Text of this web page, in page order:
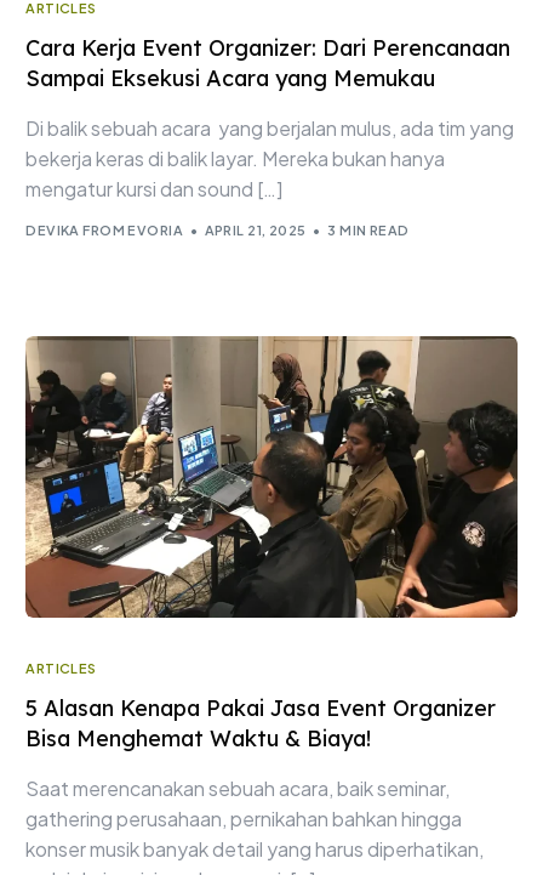
ARTICLES
Cara Kerja Event Organizer: Dari Perencanaan
Sampai Eksekusi Acara yang Memukau
Di balik sebuah acara yang berjalan mulus, ada tim yang
bekerja keras di balik layar. Mereka bukan hanya
mengatur kursi dan sound […]
DEVIKA FROM EVORIA APRIL 21, 2025 3 MIN READ
ARTICLES
5 Alasan Kenapa Pakai Jasa Event Organizer
Bisa Menghemat Waktu & Biaya!
Saat merencanakan sebuah acara, baik seminar,
gathering perusahaan, pernikahan bahkan hingga
konser musik banyak detail yang harus diperhatikan,